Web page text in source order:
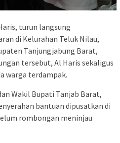
turun langsung
di Kelurahan Teluk Nilau,
Tanjungjabung Barat,
tersebut, Al Haris sekaligus
warga terdampak.
Wakil Bupati Tanjab Barat,
bantuan dipusatkan di
rombongan meninjau